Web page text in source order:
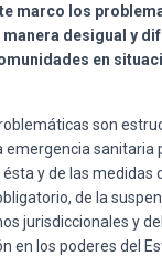
marco los
desigual y
en
son
sanitaria
y de las medidas
de la
jurisdiccionales y
en los poderes del